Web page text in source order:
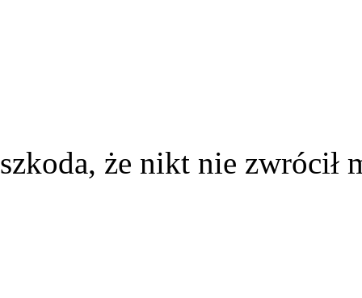
że nikt nie zwrócił